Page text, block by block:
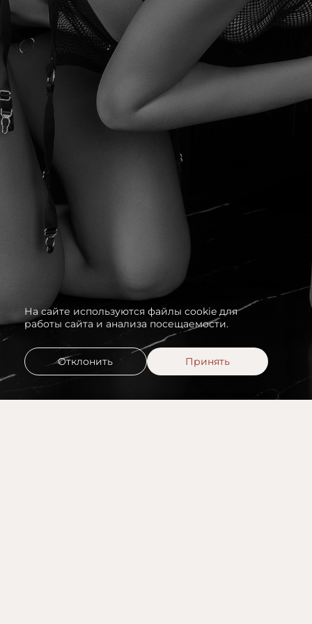
На сайте используются файлы cookie для
работы сайта и анализа посещаемости.
Отклонить Принять